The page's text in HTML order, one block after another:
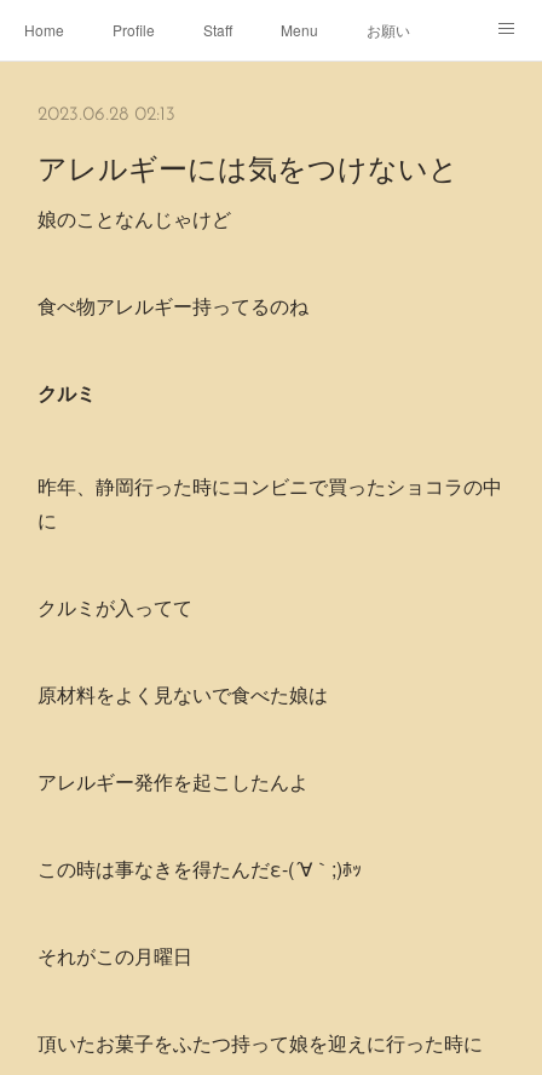
Home Profile Staff Menu お願い
2023.06.28 02:13
アレルギーには気をつけないと
娘のことなんじゃけど
食べ物アレルギー持ってるのね
クルミ
昨年、静岡行った時にコンビニで買ったショコラの中
に
クルミが入ってて
原材料をよく見ないで食べた娘は
アレルギー発作を起こしたんよ
この時は事なきを得たんだε-(´∀｀;)ﾎｯ
それがこの月曜日
頂いたお菓子をふたつ持って娘を迎えに行った時に